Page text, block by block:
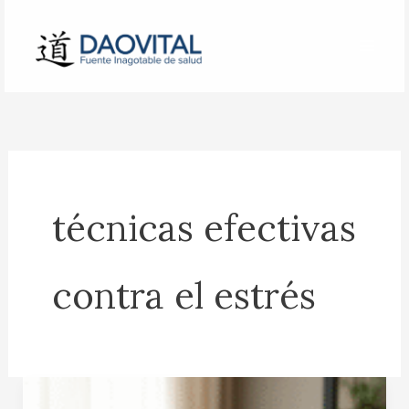
contenido
técnicas efectivas
contra el estrés